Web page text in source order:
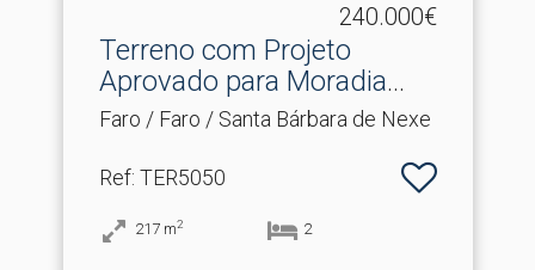
240.000€
Terreno com Projeto
Aprovado para Moradia
Tér.​..
Faro / Faro / Santa Bárbara de Nexe
Ref: TER5050
217 m2 2